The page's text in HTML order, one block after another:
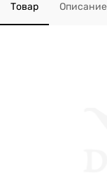
Товар Описание